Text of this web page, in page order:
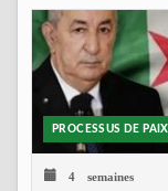
PROCESSUS DE PAIX
4 semaines